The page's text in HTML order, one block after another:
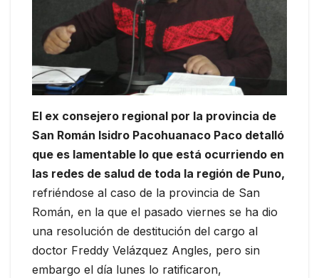
El ex consejero regional por la provincia de
San Román Isidro Pacohuanaco Paco detalló
que es lamentable lo que está ocurriendo en
las redes de salud de toda la región de Puno,
refriéndose al caso de la provincia de San
Román, en la que el pasado viernes se ha dio
una resolución de destitución del cargo al
doctor Freddy Velázquez Angles, pero sin
embargo el día lunes lo ratificaron,